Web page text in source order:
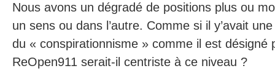
Nous avons un dégradé de positions plus ou
un sens ou dans l’autre. Comme si il y’avait
du « conspirationnisme » comme il est désigné
ReOpen911 serait-il centriste à ce niveau ?